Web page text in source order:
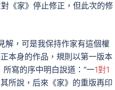
《家》停止修正，但此次的修
解，可是我保持作家有這個權
本身的作品，規則以第一版本
寫的序中明白說道：“一1對1
所說，后來《家》的重版再印